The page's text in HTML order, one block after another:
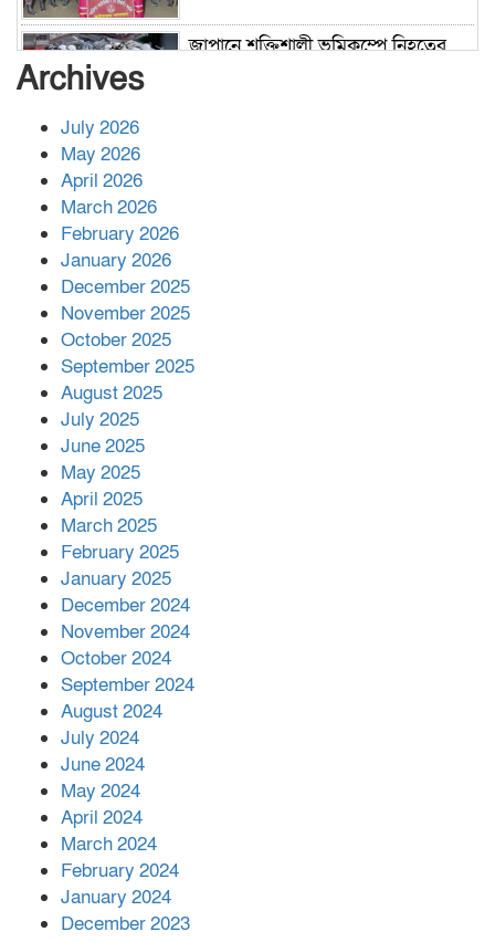
জাপানে শক্তিশালী ভূমিকম্পে নিহতের
পর ফোন তারেক রহমানের,গ্যাস সঙ্কট
সহায়তা দিলেন সাচিং প্রু জেরী
Archives
July 2026
May 2026
April 2026
March 2026
February 2026
January 2026
December 2025
November 2025
October 2025
September 2025
August 2025
July 2025
June 2025
May 2025
April 2025
March 2025
February 2025
January 2025
December 2024
November 2024
October 2024
September 2024
August 2024
July 2024
June 2024
May 2024
April 2024
March 2024
February 2024
January 2024
December 2023